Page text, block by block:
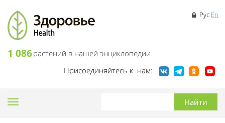
1 086растений в нашей энциклопедии
Рус En
Присоединяйтесь к нам:
Toggle